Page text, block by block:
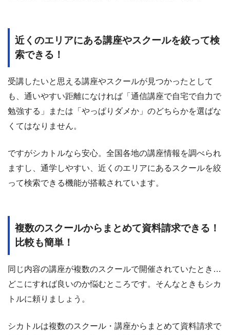
近くのエリアにある講座やスクールを絞って検
索できる！
受講したいと思える講座やスクールが見つかったとして
も、通いやすい距離になければ「通信講座で自宅で自力で
勉強する」または「やっぱりダメか」のどちらかを選ばな
くてはなりません。
ですがシカトルなら安心。全国各地の講座情報を調べられ
ますし、通学しやすい、近くのエリアにあるスクールを絞
って検索できる機能が搭載されています。
複数のスクールからまとめて資料請求できる！
比較も簡単！
同じ内容の講座が複数のスクールで開催されていたとき…
どこにすれば良いのか悩むところです。そんなときもシカ
トルに頼りましょう。
シカトルは複数のスクール・講座からまとめて資料請求で